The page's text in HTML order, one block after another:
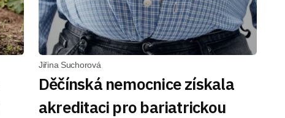
Jiřina Suchorová
Děčínská nemocnice získala
akreditaci pro bariatrickou